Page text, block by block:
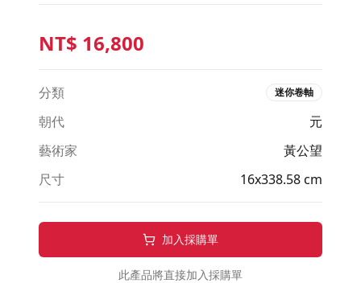
NT$ 16,800
分類 迷你卷軸
朝代
元
藝術家
黃公望
尺寸
16x338.58 cm
加入採購單
此產品將直接加入採購單